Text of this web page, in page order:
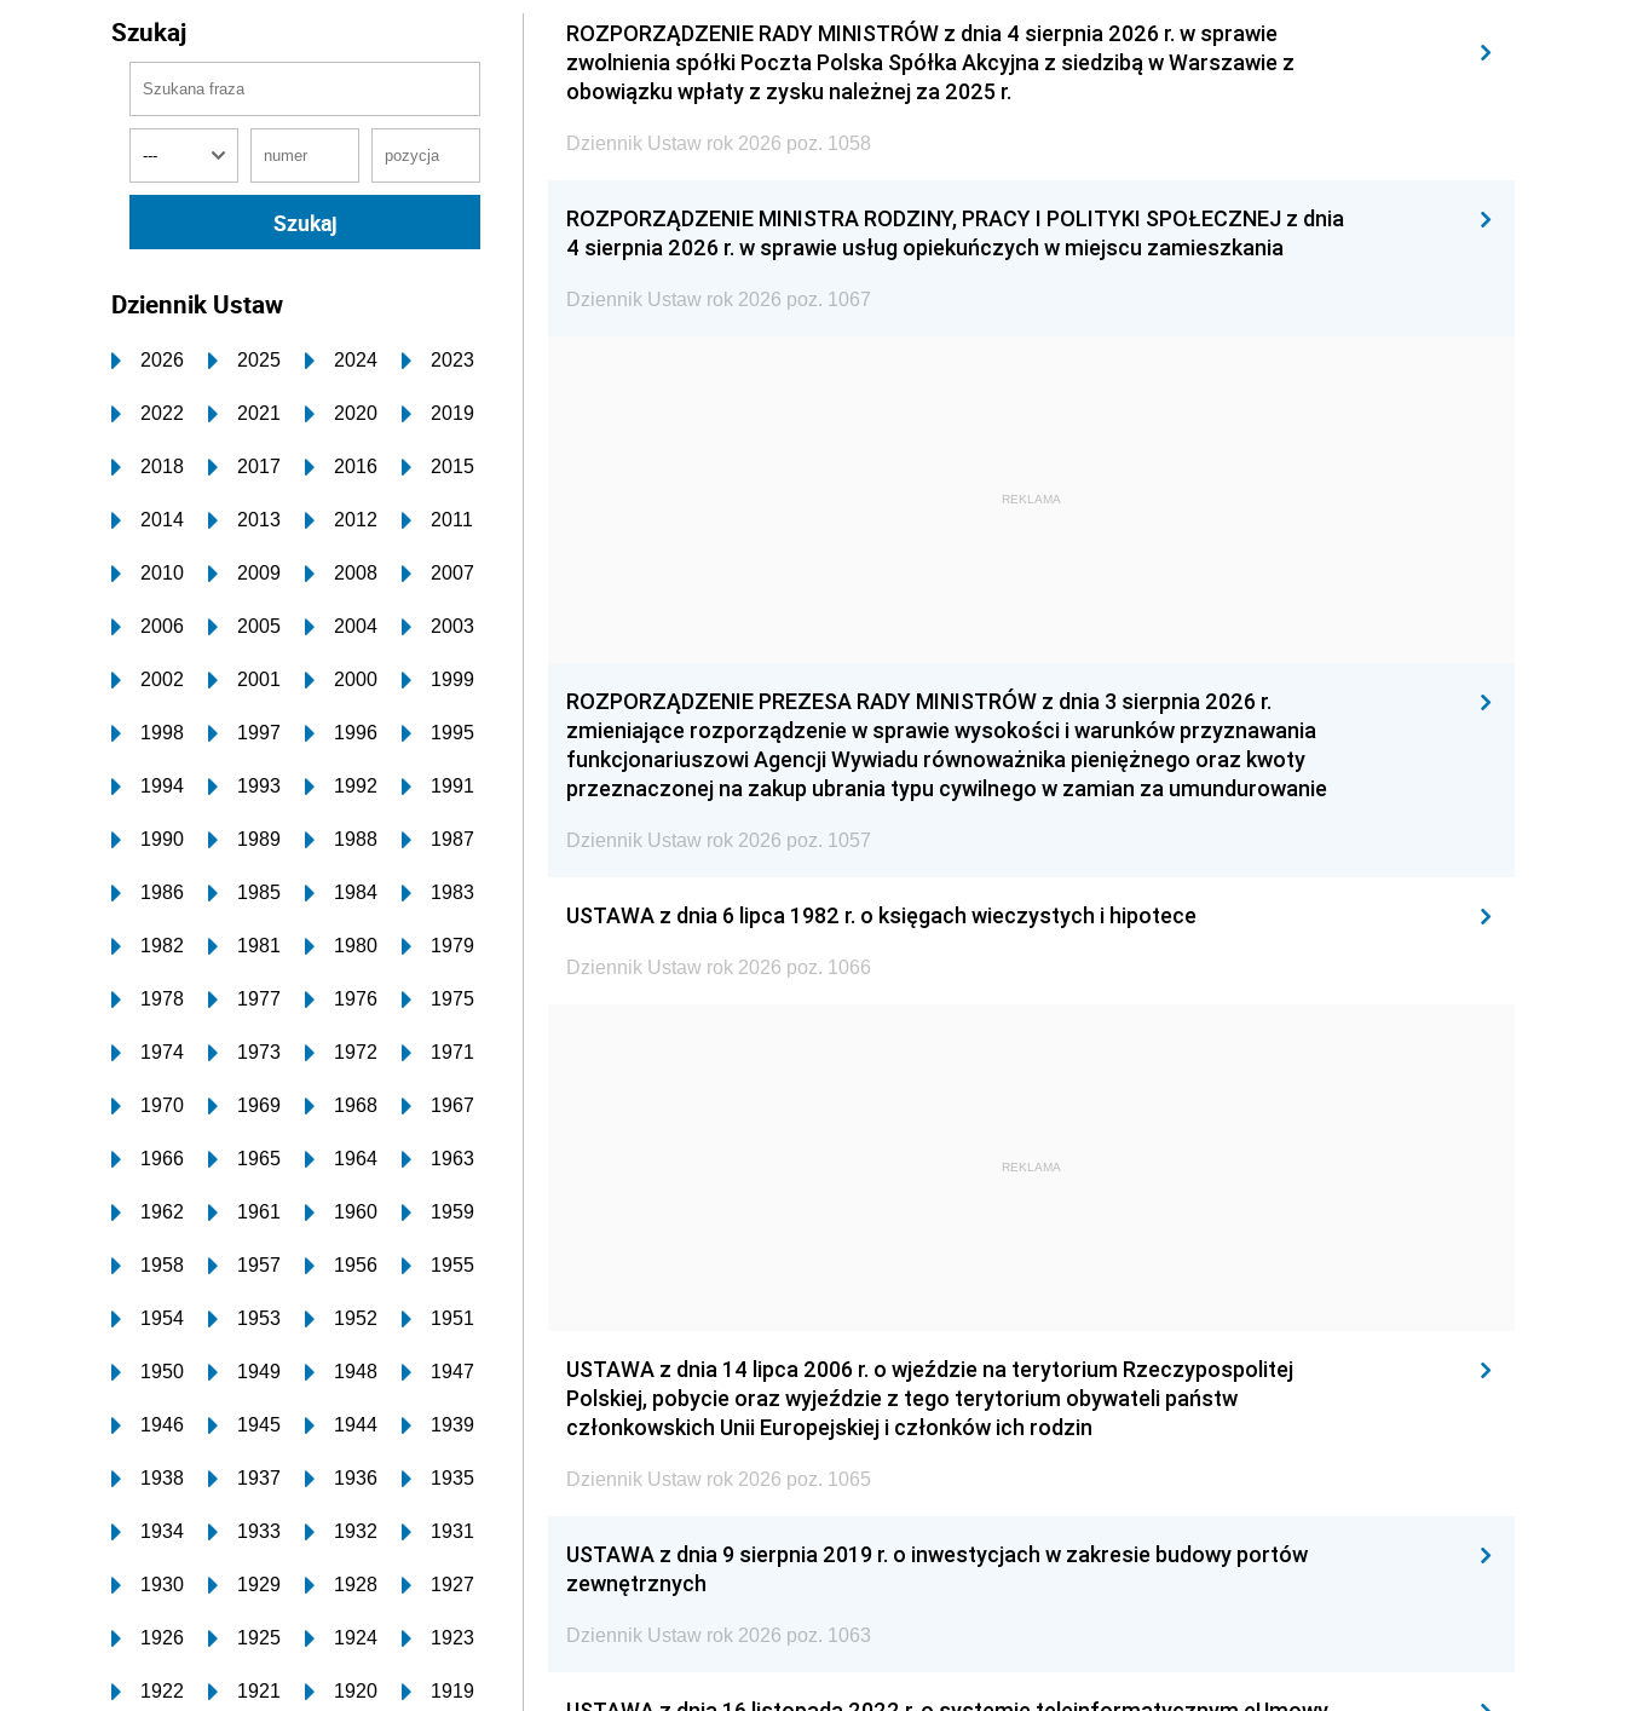
Szukaj
Dziennik Ustaw
2026 2025 2024 2023
2022 2021 2020 2019
2018 2017 2016 2015
2014 2013 2012 2011
2010 2009 2008 2007
2006 2005 2004 2003
2002 2001 2000 1999
1998 1997 1996 1995
1994 1993 1992 1991
1990 1989 1988 1987
1986 1985 1984 1983
1982 1981 1980 1979
1978 1977 1976 1975
1974 1973 1972 1971
1970 1969 1968 1967
1966 1965 1964 1963
1962 1961 1960 1959
1958 1957 1956 1955
1954 1953 1952 1951
1950 1949 1948 1947
1946 1945 1944 1939
1938 1937 1936 1935
1934 1933 1932 1931
1930 1929 1928 1927
1926 1925 1924 1923
1922 1921 1920 1919
ROZPORZĄDZENIE RADY MINISTRÓW z dnia 4 sierpnia 2026 r. w sprawie
zwolnienia spółki Poczta Polska Spółka Akcyjna z siedzibą w Warszawie z
obowiązku wpłaty z zysku należnej za 2025 r.
Dziennik Ustaw rok 2026 poz. 1058
ROZPORZĄDZENIE MINISTRA RODZINY, PRACY I POLITYKI SPOŁECZNEJ z dnia
4 sierpnia 2026 r. w sprawie usług opiekuńczych w miejscu zamieszkania
Dziennik Ustaw rok 2026 poz. 1067
REKLAMA
ROZPORZĄDZENIE PREZESA RADY MINISTRÓW z dnia 3 sierpnia 2026 r.
zmieniające rozporządzenie w sprawie wysokości i warunków przyznawania
funkcjonariuszowi Agencji Wywiadu równoważnika pieniężnego oraz kwoty
przeznaczonej na zakup ubrania typu cywilnego w zamian za umundurowanie
Dziennik Ustaw rok 2026 poz. 1057
USTAWA z dnia 6 lipca 1982 r. o księgach wieczystych i hipotece
Dziennik Ustaw rok 2026 poz. 1066
REKLAMA
USTAWA z dnia 14 lipca 2006 r. o wjeździe na terytorium Rzeczypospolitej
Polskiej, pobycie oraz wyjeździe z tego terytorium obywateli państw
członkowskich Unii Europejskiej i członków ich rodzin
Dziennik Ustaw rok 2026 poz. 1065
USTAWA z dnia 9 sierpnia 2019 r. o inwestycjach w zakresie budowy portów
zewnętrznych
Dziennik Ustaw rok 2026 poz. 1063